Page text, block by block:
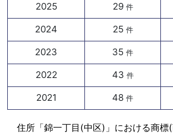
2025
29 件
2024 25 件
2023 35 件
2022 43 件
2021 48 件
住所「錦一丁目(中区)」における商標